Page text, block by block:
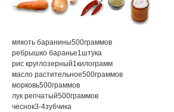
мякоть баранины500граммов
ребрышко баранье1штука
рис круглозерный1килограмм
масло растительное500граммов
морковь500граммов
лук репчатый500граммов
чеснок3-4зубчика